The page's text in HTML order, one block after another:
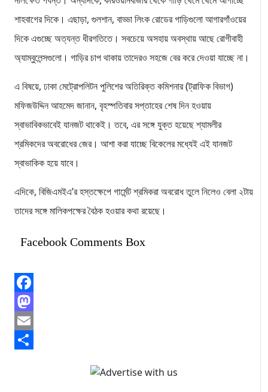
শাহবাগের দিকে। এছাড়া, গুলশান, বাড্ডা লিংক রোডের গাড়িগুলো আগারগাঁওয়ের
দিকে এগুচ্ছে অত্যন্ত ধীরগতিতে। সবচেয়ে অসহায় অবস্থায় আছে রোগীবাহী
অ্যাম্বুলেন্সগুলো। গাড়ির চাপ থাকায় তাদেরও সহজে বের করে দেওয়া যাচ্ছে না।
এ বিষয়ে, ঢাকা মেট্রোপলিটন পুলিশের অতিরিক্ত কমিশনার (ট্রাফিক বিভাগ)
মফিজউদ্দিন আহমেদ জানান, বৃহস্পতিবার সপ্তাহের শেষ দিন হওয়ায়
স্বাভাবিকভাবেই যানজট থাকেই। তবে, এর সঙ্গে যুক্ত হয়েছে শ্যামলীর
শ্রমিকদের অবরোধের জের। আশা করা যাচ্ছে বিকেলের মধ্যেই এই যানজট
স্বাভাকিক হয়ে যাবে।
এদিকে, বিজিএমইএ’র হস্তক্ষেপে গার্মেন্ট শ্রমিকরা অবরোধ তুলে নিলেও বেলা ২টায়
তাদের সঙ্গে মালিকপক্ষের বৈঠক হওয়ার কথা রয়েছে।
Facebook Comments Box
Facebook
Mastodon
Email